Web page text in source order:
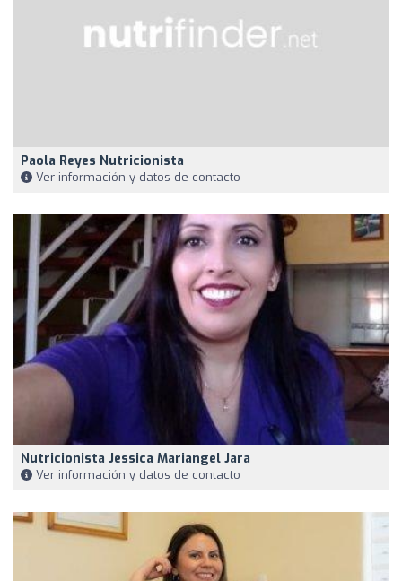
Paola Reyes Nutricionista
Ver información y datos de contacto
Nutricionista Jessica Mariangel Jara
Ver información y datos de contacto